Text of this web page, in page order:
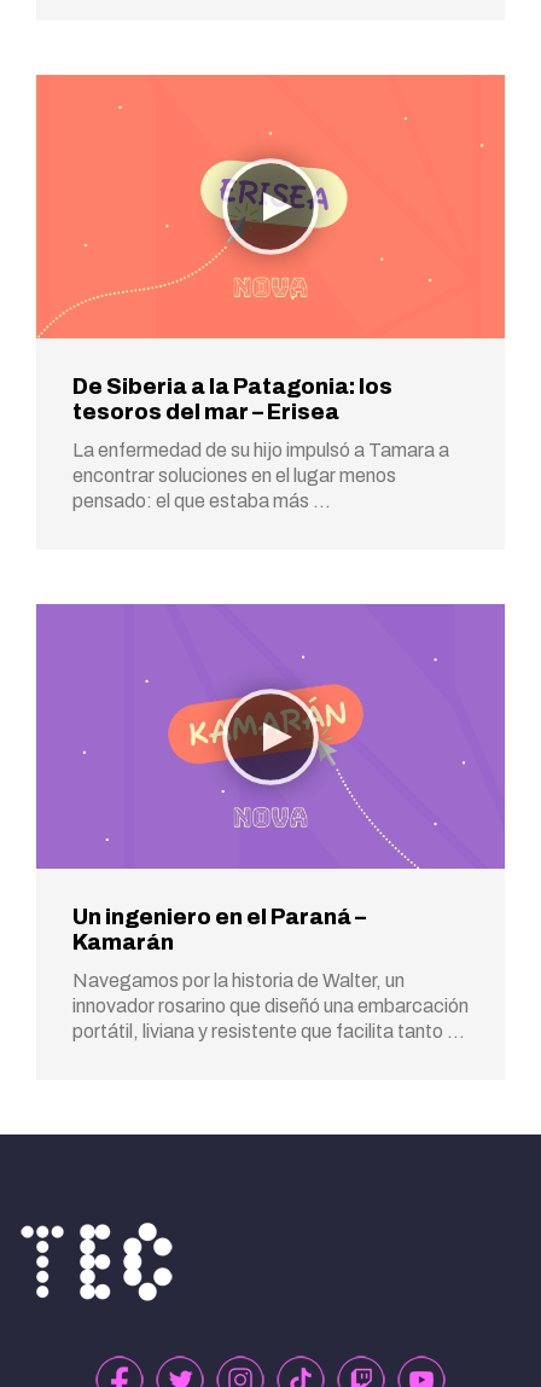
De Siberia a la Patagonia: los
tesoros del mar – Erisea
La enfermedad de su hijo impulsó a Tamara a
encontrar soluciones en el lugar menos
pensado: el que estaba más …
Un ingeniero en el Paraná –
Kamarán
Navegamos por la historia de Walter, un
innovador rosarino que diseñó una embarcación
portátil, liviana y resistente que facilita tanto …